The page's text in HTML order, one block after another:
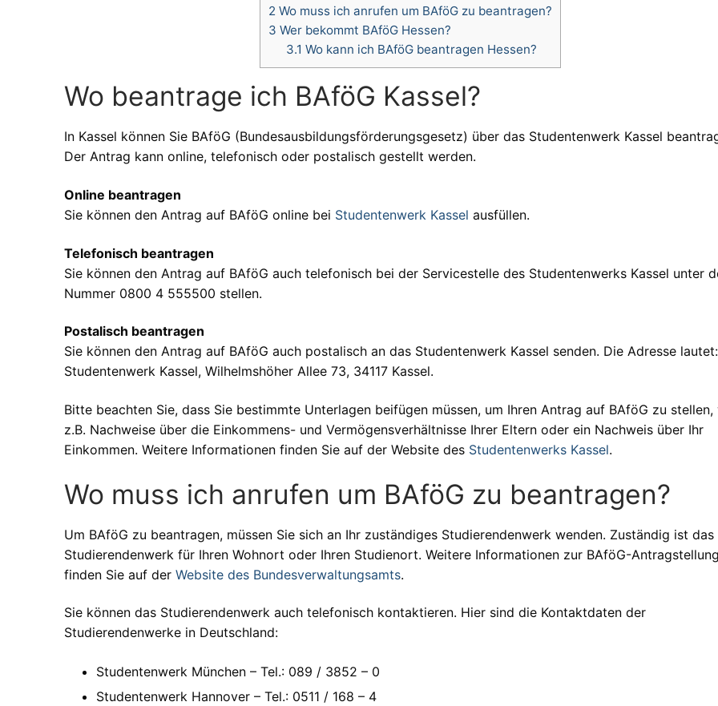
2 Wo muss ich anrufen um BAföG zu beantragen?
3 Wer bekommt BAföG Hessen?
3.1 Wo kann ich BAföG beantragen Hessen?
Wo beantrage ich BAföG Kassel?
In Kassel können Sie BAföG (Bundesausbildungsförderungsgesetz) über das Studentenwerk Kassel
Der Antrag kann online, telefonisch oder postalisch gestellt werden.
Online beantragen
Sie können den Antrag auf BAföG online bei Studentenwerk Kassel ausfüllen.
Telefonisch beantragen
Sie können den Antrag auf BAföG auch telefonisch bei der Servicestelle des Studentenwerks Kassel unter
Nummer 0800 4 555500 stellen.
Postalisch beantragen
Sie können den Antrag auf BAföG auch postalisch an das Studentenwerk Kassel senden. Die Adresse lautet:
Studentenwerk Kassel, Wilhelmshöher Allee 73, 34117 Kassel.
Bitte beachten Sie, dass Sie bestimmte Unterlagen beifügen müssen, um Ihren Antrag auf BAföG zu stellen,
z.B. Nachweise über die Einkommens- und Vermögensverhältnisse Ihrer Eltern oder ein Nachweis über Ihr
Einkommen. Weitere Informationen finden Sie auf der Website des Studentenwerks Kassel.
Wo muss ich anrufen um BAföG zu beantragen?
Um BAföG zu beantragen, müssen Sie sich an Ihr zuständiges Studierendenwerk wenden. Zuständig ist das
Studierendenwerk für Ihren Wohnort oder Ihren Studienort. Weitere Informationen zur BAföG-
finden Sie auf der Website des Bundesverwaltungsamts.
Sie können das Studierendenwerk auch telefonisch kontaktieren. Hier sind die Kontaktdaten der
Studierendenwerke in Deutschland:
Studentenwerk München – Tel.: 089 / 3852 – 0
Studentenwerk Hannover – Tel.: 0511 / 168 – 4